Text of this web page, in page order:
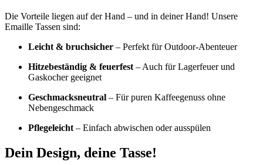
Die Vorteile liegen auf der Hand – und in deiner Hand! Unsere
Emaille Tassen sind:
Leicht & bruchsicher – Perfekt für Outdoor-Abenteuer
Hitzebeständig & feuerfest – Auch für Lagerfeuer und
Gaskocher geeignet
Geschmacksneutral – Für puren Kaffeegenuss ohne
Nebengeschmack
Pflegeleicht – Einfach abwischen oder ausspülen
Dein Design, deine Tasse!